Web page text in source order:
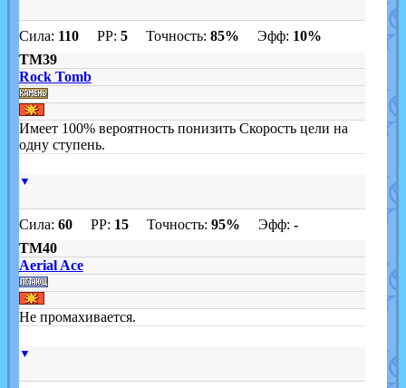
Сила: 110PP: 5Точность: 85% Эфф: 10%
TM39
Rock Tomb
Имеет 100% вероятность понизить Скорость цели на
одну ступень.
▼
Сила: 60PP: 15Точность: 95% Эфф: -
TM40
Aerial Ace
Не промахивается.
▼